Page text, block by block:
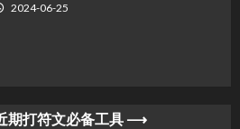
2024-06-25
期打符文必备工具 ⟶